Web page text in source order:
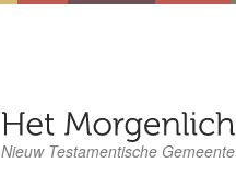
Nieuw Testamentische Gemeente